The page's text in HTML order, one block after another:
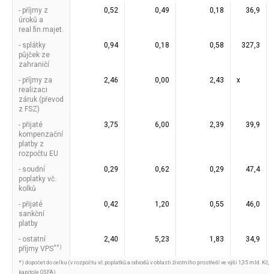
- příjmy z
úroků a
real.fin.majet.
0,52 0,49 0,18 36,9
- splátky
půjček ze
zahraničí
0,94 0,18 0,58 327,3
- příjmy za
realizaci
záruk (převod
z FSZ)
2,46 0,00 2,43 x
- přijaté
kompenzační
platby z
rozpočtu EU
3,75 6,00 2,39 39,9
- soudní
poplatky vč.
kolků
0,29 0,62 0,29 47,4
- přijaté
sankční
platby
0,42 1,20 0,55 46,0
- ostatní
příjmy VPS**)
2,40 5,23 1,83 34,9
*) dopočet do celku (v rozpočtu vč.poplatků a odvodů v oblasti životního prostředí ve výši 1,35 mld.
kapitole OSFA)